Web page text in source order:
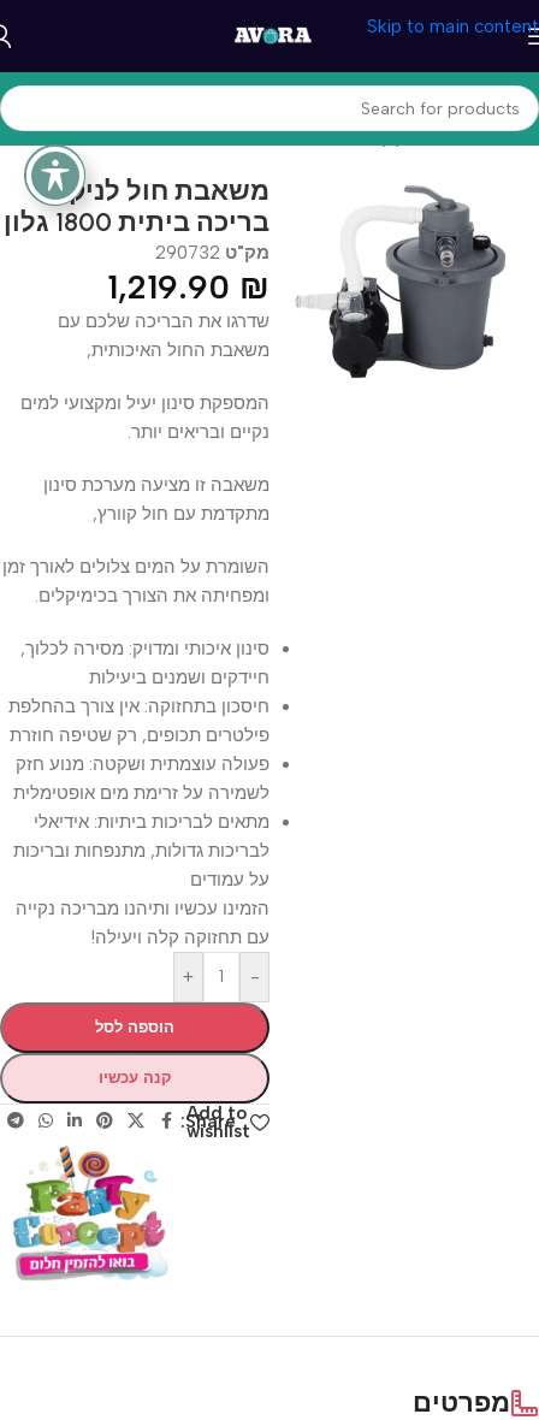
Skip to main content
עמוד הבית/מוצרי קיץ/בריכות ואביזרים
משאבת חול לניקוי
בריכה ביתית 1800 גלון
מק"ט 290732
1,219.90 ₪
שדרגו את הבריכה שלכם עם
משאבת החול האיכותית,
המספקת סינון יעיל ומקצועי למים
נקיים ובריאים יותר.
משאבה זו מציעה מערכת סינון
מתקדמת עם חול קוורץ,
השומרת על המים צלולים לאורך זמן
ומפחיתה את הצורך בכימיקלים.
סינון איכותי ומדויק: מסירה לכלוך,
חיידקים ושמנים ביעילות
חיסכון בתחזוקה: אין צורך בהחלפת
פילטרים תכופים, רק שטיפה חוזרת
פעולה עוצמתית ושקטה: מנוע חזק
לשמירה על זרימת מים אופטימלית
מתאים לבריכות ביתיות: אידיאלי
לבריכות גדולות, מתנפחות ובריכות
על עמודים
הזמינו עכשיו ותיהנו מבריכה נקייה
עם תחזוקה קלה ויעילה!
-
+
הוספה לסל
קנה עכשיו
Add to
wishlist
Share:
מפרטים